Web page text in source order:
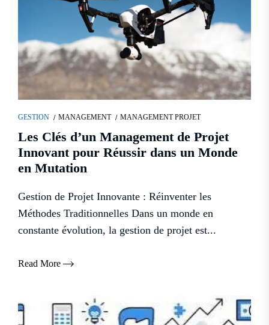
GESTION MANAGEMENT MANAGEMENT PROJET
Les Clés d’un Management de Projet
Innovant pour Réussir dans un Monde
en Mutation
Gestion de Projet Innovante : Réinventer les
Méthodes Traditionnelles Dans un monde en
constante évolution, la gestion de projet est...
Read More